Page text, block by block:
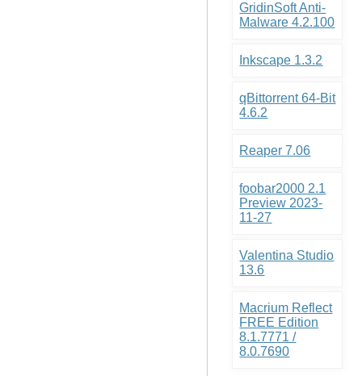
GridinSoft Anti-
Malware 4.2.100
Inkscape 1.3.2
qBittorrent 64-Bit
4.6.2
Reaper 7.06
foobar2000 2.1
Preview 2023-
11-27
Valentina Studio
13.6
Macrium Reflect
FREE Edition
8.1.7771 /
8.0.7690